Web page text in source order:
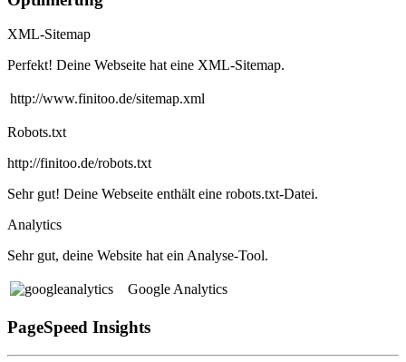
XML-Sitemap
Perfekt! Deine Webseite hat eine XML-Sitemap.
http://www.finitoo.de/sitemap.xml
Robots.txt
http://finitoo.de/robots.txt
Sehr gut! Deine Webseite enthält eine robots.txt-Datei.
Analytics
Sehr gut, deine Website hat ein Analyse-Tool.
Google Analytics
PageSpeed Insights